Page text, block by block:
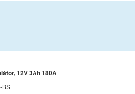
12V 3Ah 180A
BS